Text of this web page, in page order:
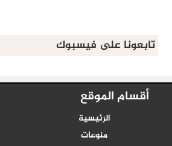
تابعونا على فيسبوك
أقسام الموقع
الرئيسية
منوعات